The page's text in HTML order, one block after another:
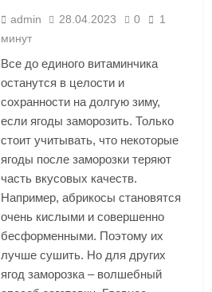
admin 28.04.2023 0
1
минут
Все до единого витаминчика
останутся в целости и
сохранности на долгую зиму,
если ягоды заморозить. Только
стоит учитывать, что некоторые
ягоды после заморозки теряют
часть вкусовых качеств.
Например, абрикосы становятся
очень кислыми и совершенно
бесформенными. Поэтому их
лучше сушить. Но для других
ягод заморозка – волшебный